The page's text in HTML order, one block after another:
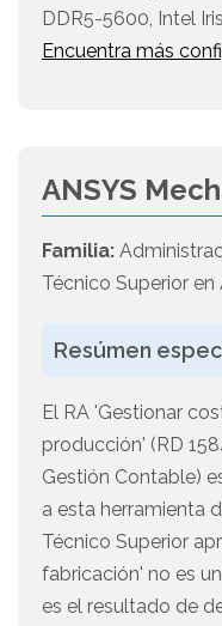
DDR5-5600, Intel
Encuentra más
ANSYS
Familia:
Técnico Superior
Resúmen
El RA 'Gestionar
producción' (RD
Gestión Contable)
a esta herramienta
Técnico Superior
fabricación' no es
es el resultado de